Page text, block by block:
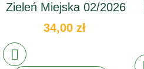
Zieleń Miejska 02/2026
34,00 zł